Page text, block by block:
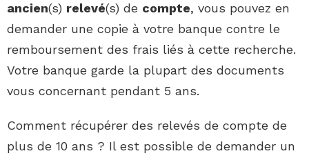
ancien(s) relevé(s) de compte, vous pouvez en
demander une copie à votre banque contre le
remboursement des frais liés à cette recherche.
Votre banque garde la plupart des documents
vous concernant pendant 5 ans.
Comment récupérer des relevés de compte de
plus de 10 ans ? Il est possible de demander un